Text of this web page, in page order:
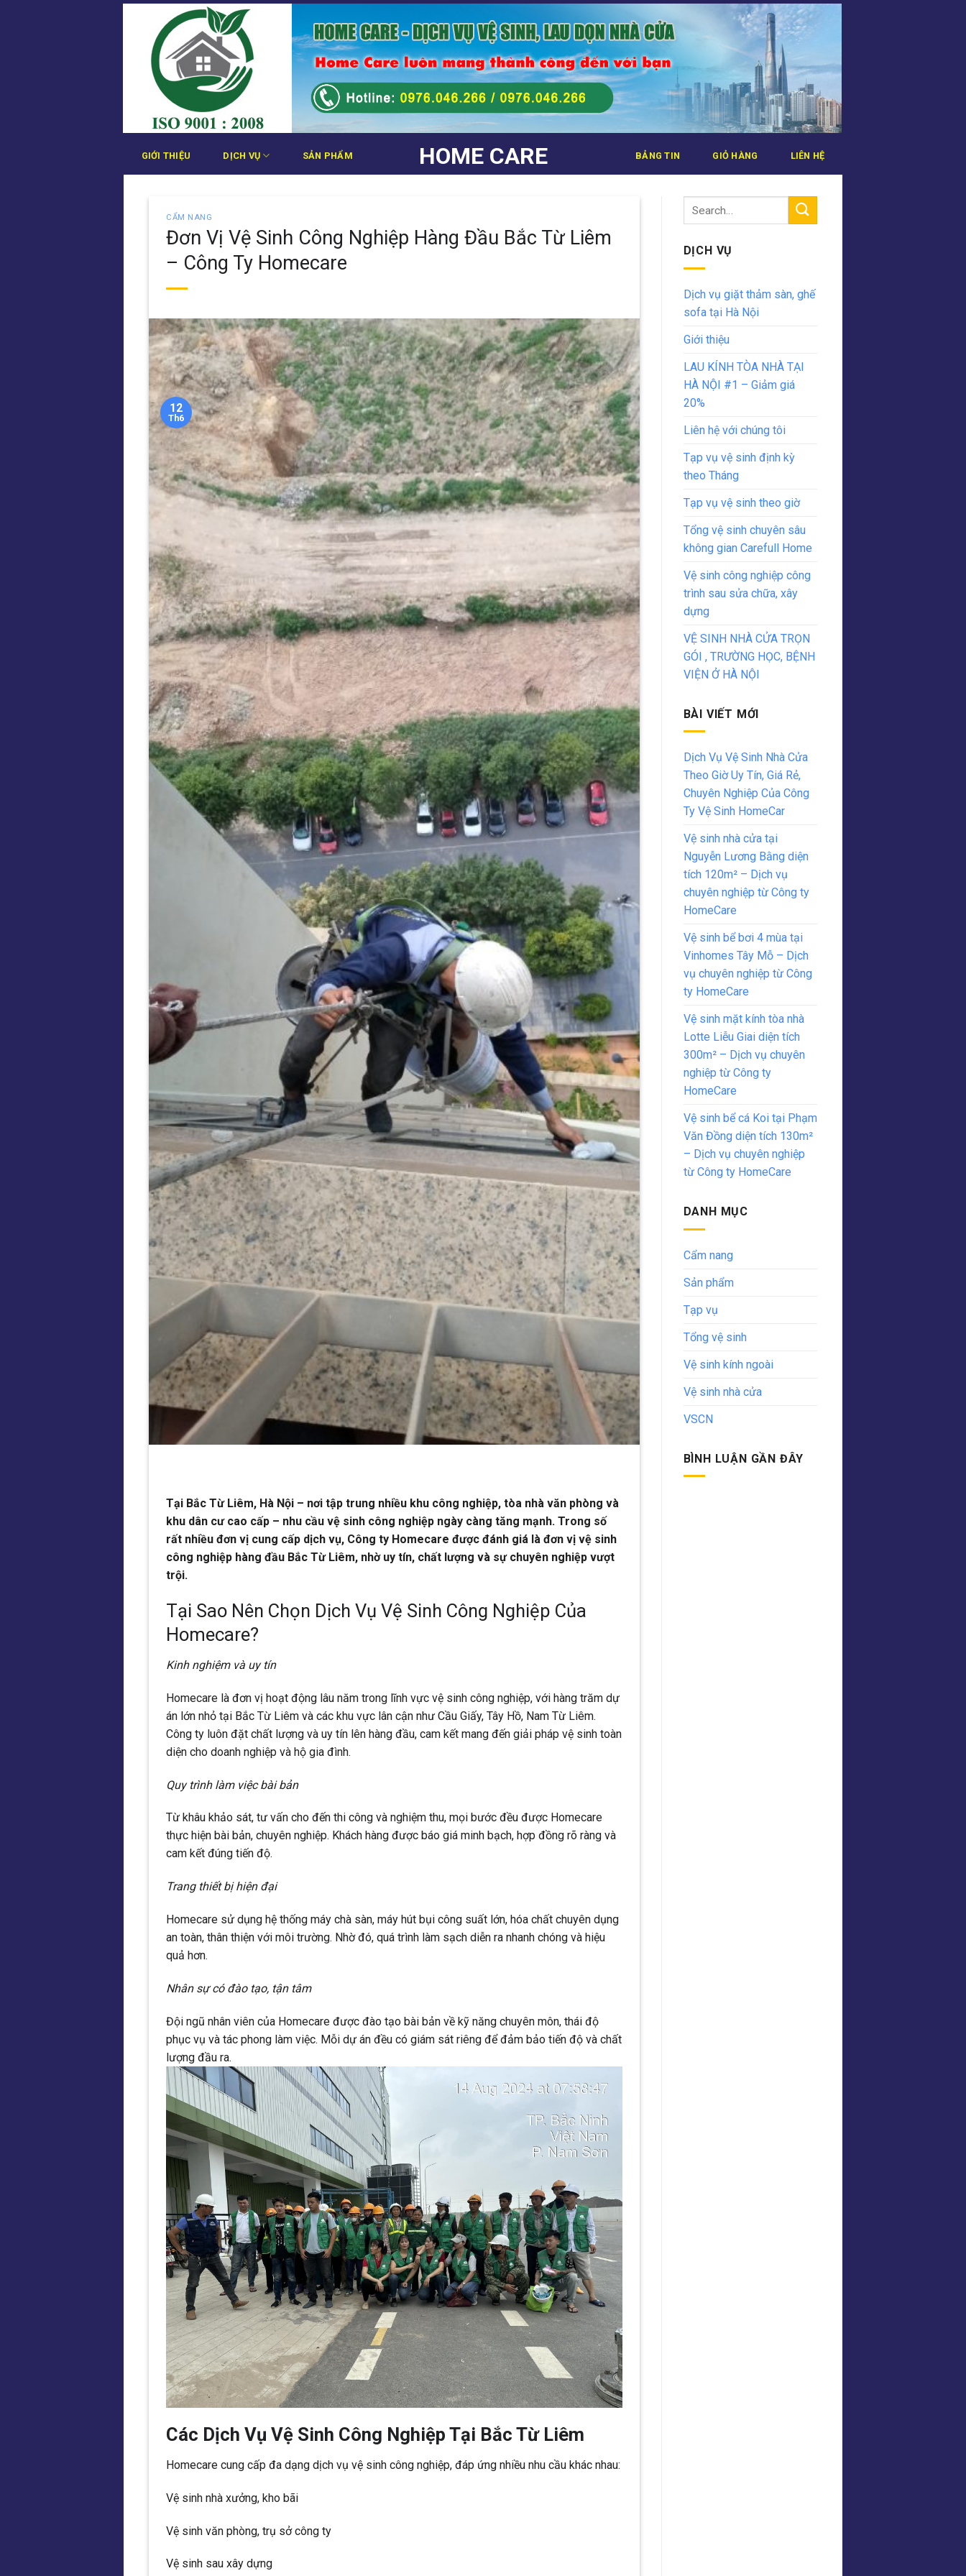
Bỏ
HOME CARE
GIỚI THIỆU DỊCH VỤ SẢN PHẨM BẢNG TIN GIỎ HÀNG LIÊN HỆ
CẨM NANG
Đơn Vị Vệ Sinh Công Nghiệp Hàng Đầu Bắc Từ Liêm
– Công Ty Homecare
12
Th6
Tại Bắc Từ Liêm, Hà Nội – nơi tập trung nhiều khu công nghiệp, tòa nhà văn phòng và
khu dân cư cao cấp – nhu cầu vệ sinh công nghiệp ngày càng tăng mạnh. Trong số
rất nhiều đơn vị cung cấp dịch vụ, Công ty Homecare được đánh giá là đơn vị vệ sinh
công nghiệp hàng đầu Bắc Từ Liêm, nhờ uy tín, chất lượng và sự chuyên nghiệp vượt
trội.
Tại Sao Nên Chọn Dịch Vụ Vệ Sinh Công Nghiệp Của
Homecare?
Kinh nghiệm và uy tín
Homecare là đơn vị hoạt động lâu năm trong lĩnh vực vệ sinh công nghiệp, với hàng trăm dự
án lớn nhỏ tại Bắc Từ Liêm và các khu vực lân cận như Cầu Giấy, Tây Hồ, Nam Từ Liêm.
Công ty luôn đặt chất lượng và uy tín lên hàng đầu, cam kết mang đến giải pháp vệ sinh toàn
diện cho doanh nghiệp và hộ gia đình.
Quy trình làm việc bài bản
Từ khâu khảo sát, tư vấn cho đến thi công và nghiệm thu, mọi bước đều được Homecare
thực hiện bài bản, chuyên nghiệp. Khách hàng được báo giá minh bạch, hợp đồng rõ ràng và
cam kết đúng tiến độ.
Trang thiết bị hiện đại
Homecare sử dụng hệ thống máy chà sàn, máy hút bụi công suất lớn, hóa chất chuyên dụng
an toàn, thân thiện với môi trường. Nhờ đó, quá trình làm sạch diễn ra nhanh chóng và hiệu
quả hơn.
Nhân sự có đào tạo, tận tâm
Đội ngũ nhân viên của Homecare được đào tạo bài bản về kỹ năng chuyên môn, thái độ
phục vụ và tác phong làm việc. Mỗi dự án đều có giám sát riêng để đảm bảo tiến độ và chất
lượng đầu ra.
Các Dịch Vụ Vệ Sinh Công Nghiệp Tại Bắc Từ Liêm
Homecare cung cấp đa dạng dịch vụ vệ sinh công nghiệp, đáp ứng nhiều nhu cầu khác nhau:
Vệ sinh nhà xưởng, kho bãi
Vệ sinh văn phòng, trụ sở công ty
Vệ sinh sau xây dựng
DỊCH VỤ
Dịch vụ giặt thảm sàn, ghế
sofa tại Hà Nội
Giới thiệu
LAU KÍNH TÒA NHÀ TẠI
HÀ NỘI #1 – Giảm giá
20%
Liên hệ với chúng tôi
Tạp vụ vệ sinh định kỳ
theo Tháng
Tạp vụ vệ sinh theo giờ
Tổng vệ sinh chuyên sâu
không gian Carefull Home
Vệ sinh công nghiệp công
trình sau sửa chữa, xây
dựng
VỆ SINH NHÀ CỬA TRỌN
GÓI , TRƯỜNG HỌC, BỆNH
VIỆN Ở HÀ NỘI
BÀI VIẾT MỚI
Dịch Vụ Vệ Sinh Nhà Cửa
Theo Giờ Uy Tín, Giá Rẻ,
Chuyên Nghiệp Của Công
Ty Vệ Sinh HomeCar
Vệ sinh nhà cửa tại
Nguyễn Lương Bằng diện
tích 120m² – Dịch vụ
chuyên nghiệp từ Công ty
HomeCare
Vệ sinh bể bơi 4 mùa tại
Vinhomes Tây Mỗ – Dịch
vụ chuyên nghiệp từ Công
ty HomeCare
Vệ sinh mặt kính tòa nhà
Lotte Liễu Giai diện tích
300m² – Dịch vụ chuyên
nghiệp từ Công ty
HomeCare
Vệ sinh bể cá Koi tại Phạm
Văn Đồng diện tích 130m²
– Dịch vụ chuyên nghiệp
từ Công ty HomeCare
DANH MỤC
Cẩm nang
Sản phẩm
Tạp vụ
Tổng vệ sinh
Vệ sinh kính ngoài
Vệ sinh nhà cửa
VSCN
BÌNH LUẬN GẦN ĐÂY